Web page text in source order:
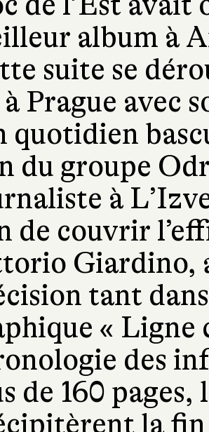
album à
suite se
Prague avec
quotidien
du groupe
à
de couvrir
Giardino,
tant
« Ligne
des
de 160 pages,
la